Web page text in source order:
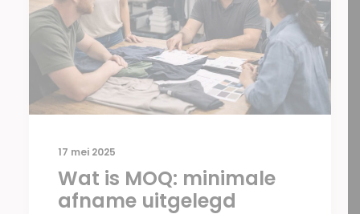
17 mei 2025
Wat is MOQ: minimale
afname uitgelegd